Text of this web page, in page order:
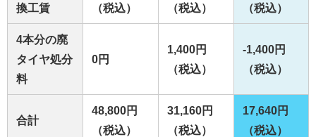
換工賃
（税込）
（税込）
（税込）
4本分の廃
タイヤ処分
料
0円
1,400円
（税込）
-1,400円
（税込）
合計
48,800円
（税込）
31,160円
（税込）
17,640円
（税込）